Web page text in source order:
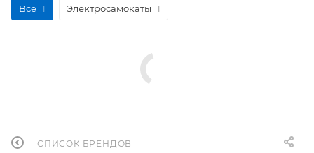
Все 1 Электросамокаты 1
СПИСОК БРЕНДОВ